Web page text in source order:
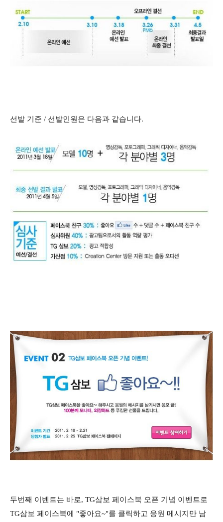
선발 기준 / 선발인원은 다음과 같습니다.
두번째 이벤트는 바로, TG삼보 페이스북 오픈 기념 이벤트로
TG삼보 페이스북에 "좋아요~"를 클릭하고 응원 메시지만 남